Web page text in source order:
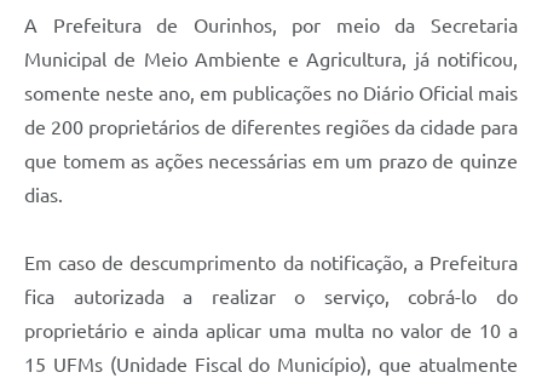
A Prefeitura de Ourinhos, por meio da Secretaria
Municipal de Meio Ambiente e Agricultura, já notificou,
somente neste ano, em publicações no Diário Oficial mais
de 200 proprietários de diferentes regiões da cidade para
que tomem as ações necessárias em um prazo de quinze
dias.
Em caso de descumprimento da notificação, a Prefeitura
fica autorizada a realizar o serviço, cobrá-lo do
proprietário e ainda aplicar uma multa no valor de 10 a
15 UFMs (Unidade Fiscal do Município), que atualmente